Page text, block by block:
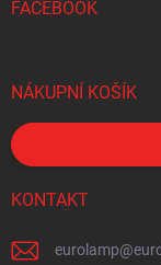
FACEBOOK
NÁKUPNÍ KOŠÍK
KONTAKT
eurolamp@